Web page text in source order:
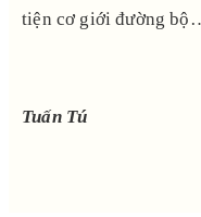
tiện cơ giới đường
Tuấn Tú